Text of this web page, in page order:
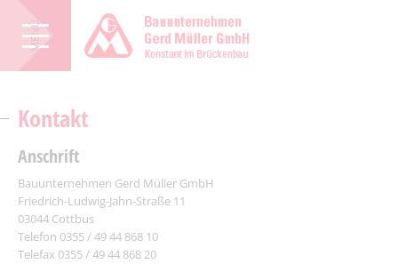
MENÜ
Kontakt
Anschrift
Bauunternehmen Gerd Müller GmbH
Friedrich-Ludwig-Jahn-Straße 11
03044 Cottbus
Telefon 0355 / 49 44 868 10
Telefax 0355 / 49 44 868 20